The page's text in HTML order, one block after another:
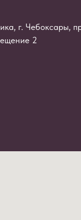
г. Чебоксары,
2